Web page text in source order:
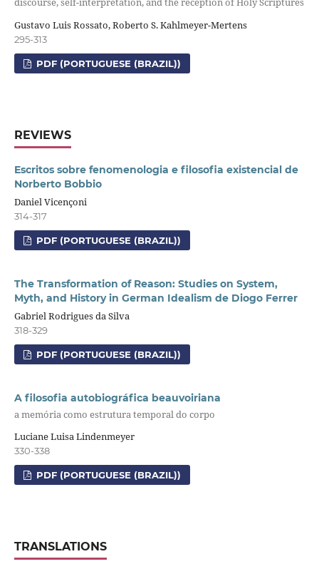
Gustavo Luis Rossato, Roberto S. Kahlmeyer-Mertens
295-313
PDF (PORTUGUESE (BRAZIL))
REVIEWS
Escritos sobre fenomenologia e filosofia existencial de
Norberto Bobbio
Daniel Vicençoni
314-317
PDF (PORTUGUESE (BRAZIL))
The Transformation of Reason: Studies on System,
Myth, and History in German Idealism de Diogo Ferrer
Gabriel Rodrigues da Silva
318-329
PDF (PORTUGUESE (BRAZIL))
A filosofia autobiográfica beauvoiriana
a memória como estrutura temporal do corpo
Luciane Luisa Lindenmeyer
330-338
PDF (PORTUGUESE (BRAZIL))
TRANSLATIONS